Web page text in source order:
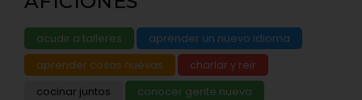
acudir a talleres
aprender un nuevo idioma
aprender cosas nuevas
charlar y reir
cocinar juntos
conocer gente nueva